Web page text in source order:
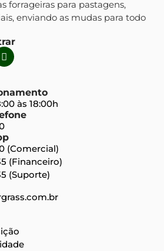
forrageiras para pastagens,
enviando as mudas para todo
às 18:00h
(Comercial)
(Financeiro)
(Suporte)